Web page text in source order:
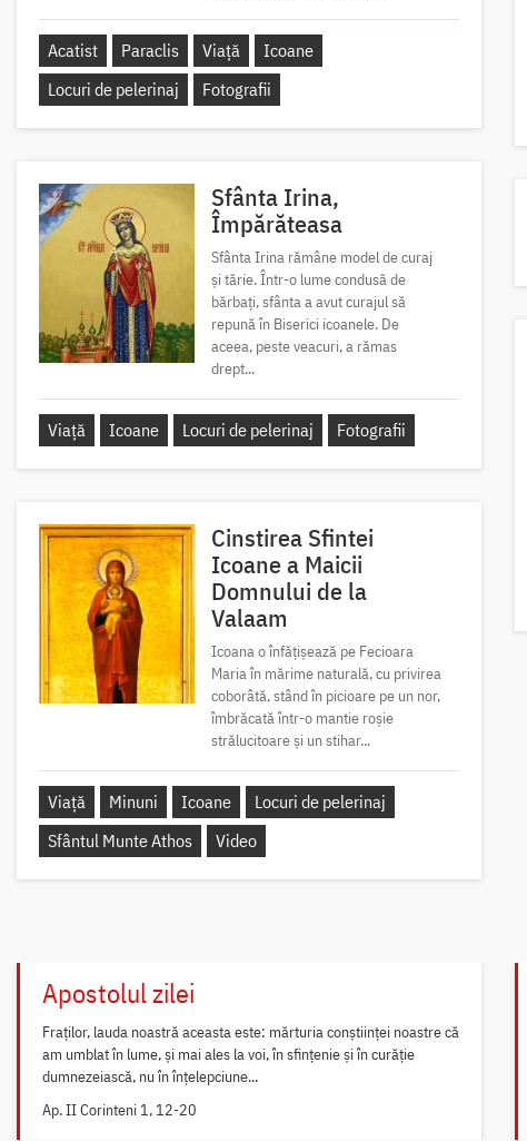
Acatist Paraclis Viață
Icoane
Locuri de pelerinaj
Fotografii
Sfânta Irina,
Împărăteasa
Sfânta Irina rămâne model de curaj
și tărie. Într-o lume condusă de
bărbați, sfânta a avut curajul să
repună în Biserici icoanele. De
aceea, peste veacuri, a rămas
drept...
Viață Icoane Locuri de pelerinaj Fotografii
Cinstirea Sfintei
Icoane a Maicii
Domnului de la
Valaam
Icoana o înfățișează pe Fecioara
Maria în mărime naturală, cu privirea
coborâtă, stând în picioare pe un nor,
îmbrăcată într-o mantie roșie
strălucitoare și un stihar...
Viață Minuni Icoane
Locuri de pelerinaj
Sfântul Munte Athos
Video
Apostolul zilei
Fraților, lauda noastră aceasta este: mărturia conștiinței noastre că
am umblat în lume, și mai ales la voi, în sfințenie și în curăție
dumnezeiască, nu în înțelepciune...
Ap. II Corinteni 1, 12-20